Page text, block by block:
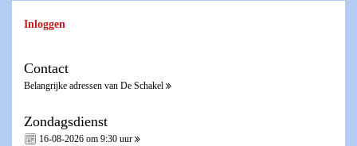
Inloggen
Contact
Belangrijke adressen van De Schakel
Zondagsdienst
16-08-2026 om 9:30 uur